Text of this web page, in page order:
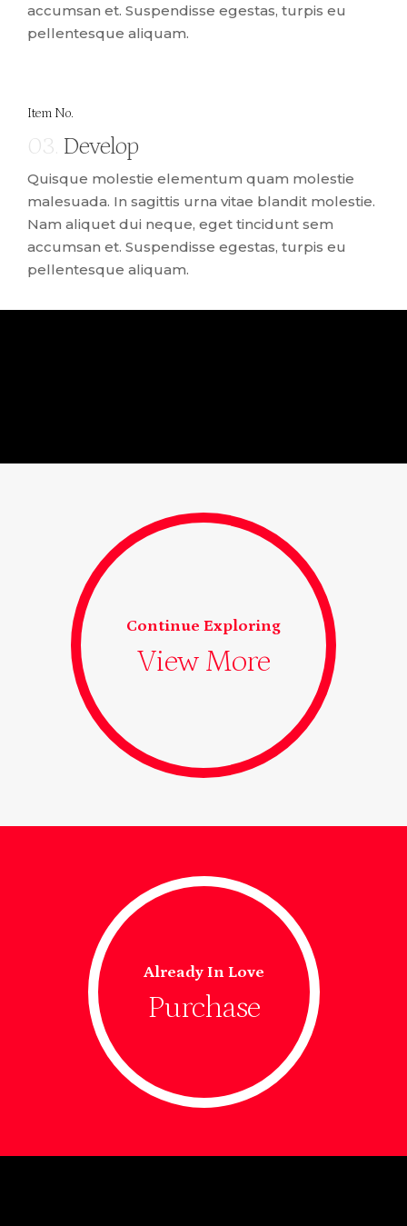
accumsan et. Suspendisse egestas, turpis eu
pellentesque aliquam.
Item No.
03. Develop
Quisque molestie elementum quam molestie
malesuada. In sagittis urna vitae blandit molestie.
Nam aliquet dui neque, eget tincidunt sem
accumsan et. Suspendisse egestas, turpis eu
pellentesque aliquam.
Continue Exploring
View More
Already In Love
Purchase